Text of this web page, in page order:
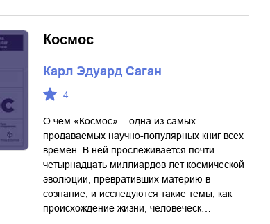
Космос
Карл Эдуард Саган
4
О чем «Космос» – одна из самых
продаваемых научно-популярных книг всех
времен. В ней прослеживается почти
четырнадцать миллиардов лет космической
эволюции, превративших материю в
сознание, и исследуются такие темы, как
происхождение жизни, человеческ…